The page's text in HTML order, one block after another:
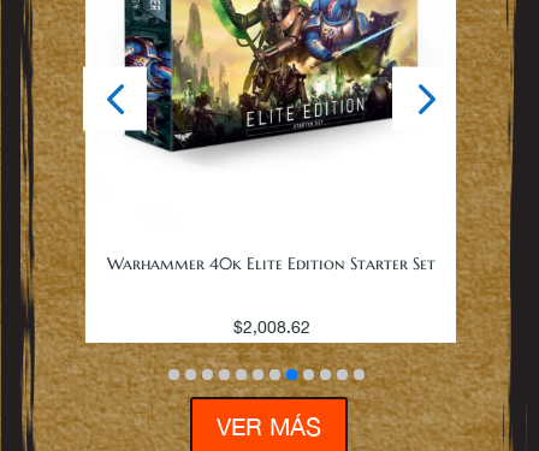
Set Warhammer 40k Elite Edition Starter Set
$2,008.62
VER MÁS